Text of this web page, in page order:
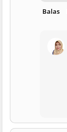
Balas